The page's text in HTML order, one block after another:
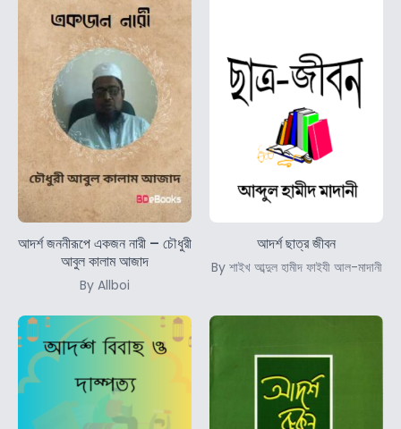
আদর্শ জননীরূপে একজন নারী – চৌধুরী
আবুল কালাম আজাদ
By Allboi
আদর্শ ছাত্র জীবন
By শাইখ আব্দুল হামীদ ফাইযী আল-মাদানী